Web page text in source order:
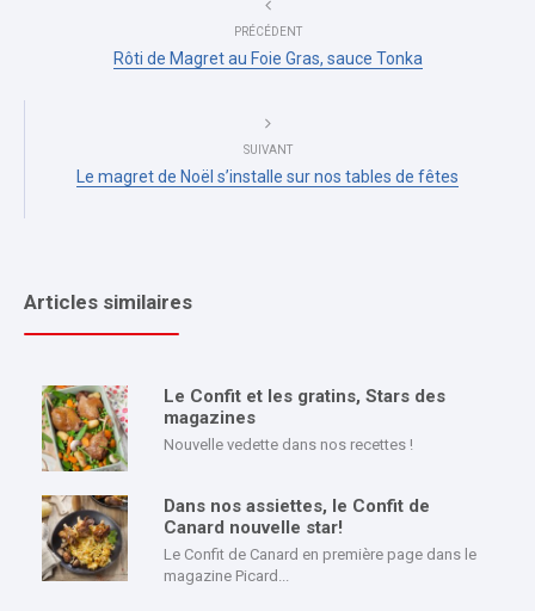
PRÉCÉDENT
Rôti de Magret au Foie Gras, sauce Tonka
SUIVANT
Le magret de Noël s’installe sur nos tables de fêtes
Articles similaires
Le Confit et les gratins, Stars des
magazines
Nouvelle vedette dans nos recettes !
Dans nos assiettes, le Confit de
Canard nouvelle star!
Le Confit de Canard en première page dans le
magazine Picard...